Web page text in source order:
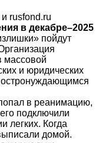
rusfond.ru
в декабре–2025
пойдут
массовой
и юридических
в реанимацию,
подключили
легких. Когда
домой.